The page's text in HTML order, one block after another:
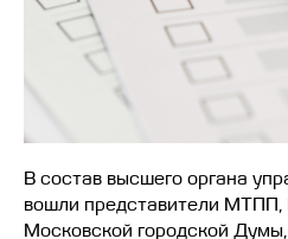
В состав высшего органа
вошли представители МТПП,
Московской городской